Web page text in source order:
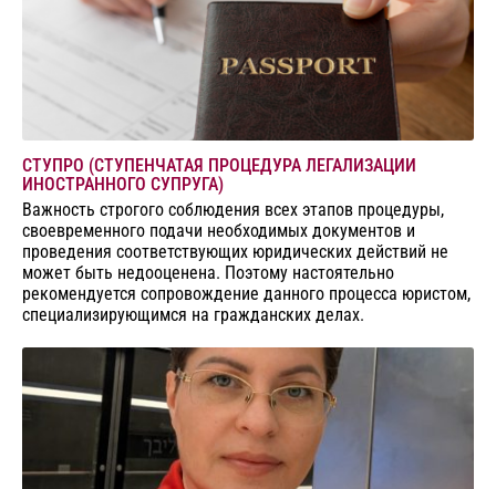
СТУПРО (СТУПЕНЧАТАЯ ПРОЦЕДУРА ЛЕГАЛИЗАЦИИ
ИНОСТРАННОГО СУПРУГА)
Важность строгого соблюдения всех этапов процедуры,
своевременного подачи необходимых документов и
проведения соответствующих юридических действий не
может быть недооценена. Поэтому настоятельно
рекомендуется сопровождение данного процесса юристом,
специализирующимся на гражданских делах.